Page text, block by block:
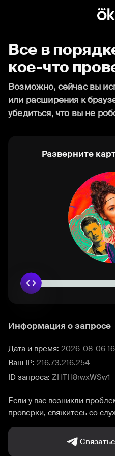
Все в
кое-что
Возможно, сейчас вы
или расширения к
убедиться, что вы не
Разверните
Информация о запросе
Дата и время: 2026-08-06
Ваш IP: 216.73.216.254
ID запроса: ZHTH8rwxWSw1
Если у вас возникли
проверки, свяжитесь со